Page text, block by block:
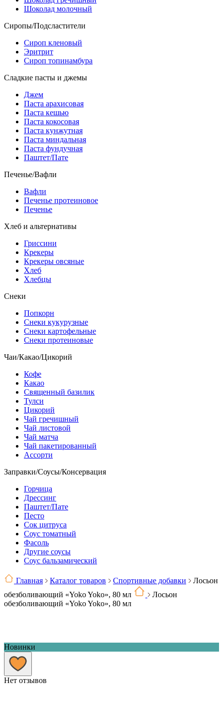
Шоколад молочный
Сиропы/Подсластители
Сироп кленовый
Эритрит
Сироп топинамбура
Сладкие пасты и джемы
Джем
Паста арахисовая
Паста кешью
Паста кокосовая
Паста кунжутная
Паста миндальная
Паста фундучная
Паштет/Пате
Печенье/Вафли
Вафли
Печенье протеиновое
Печенье
Хлеб и альтернативы
Гриссини
Крекеры
Крекеры овсяные
Хлеб
Хлебцы
Снеки
Попкорн
Снеки кукурузные
Снеки картофельные
Снеки протеиновые
Чаи/Какао/Цикорий
Кофе
Какао
Священный базилик
Тулси
Цикорий
Чай гречишный
Чай листовой
Чай матча
Чай пакетированный
Ассорти
Заправки/Соусы/Консервация
Горчица
Дрессинг
Паштет/Пате
Песто
Сок цитруса
Соус томатный
Фасоль
Другие соусы
Соус бальзамический
Главная Каталог товаров Спортивные добавки
Лосьон
обезболивающий «Yoko Yoko», 80 мл
Лосьон
обезболивающий «Yoko Yoko», 80 мл
Новинки
Нет отзывов